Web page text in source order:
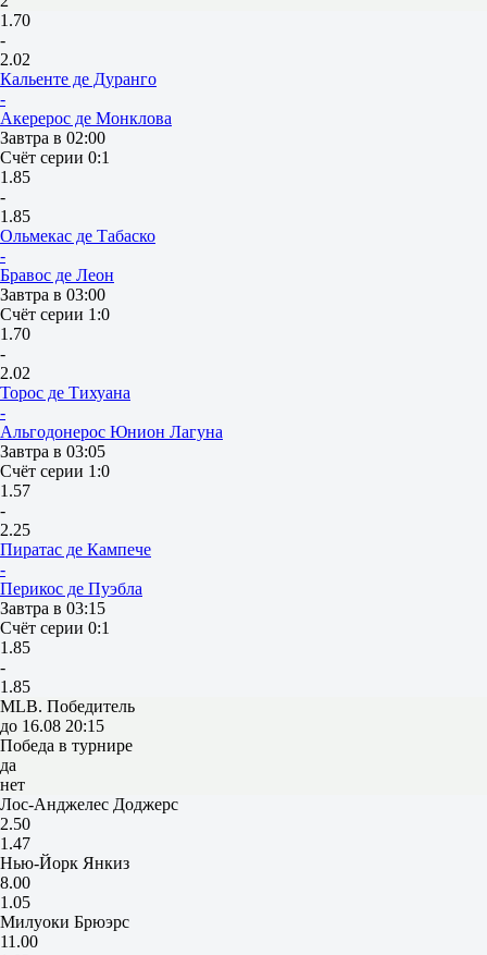
1.70
-
2.02
Кальенте де Дуранго
-
Акерерос де Монклова
Завтра в 02:00
Счёт серии 0:1
1.85
-
1.85
Ольмекас де Табаско
-
Бравос де Леон
Завтра в 03:00
Счёт серии 1:0
1.70
-
2.02
Торос де Тихуана
-
Альгодонерос Юнион Лагуна
Завтра в 03:05
Счёт серии 1:0
1.57
-
2.25
Пиратас де Кампече
-
Перикос де Пуэбла
Завтра в 03:15
Счёт серии 0:1
1.85
-
1.85
MLB. Победитель
до 16.08 20:15
Победа в турнире
да
нет
Лос-Анджелес Доджерс
2.50
1.47
Нью-Йорк Янкиз
8.00
1.05
Милуоки Брюэрс
11.00